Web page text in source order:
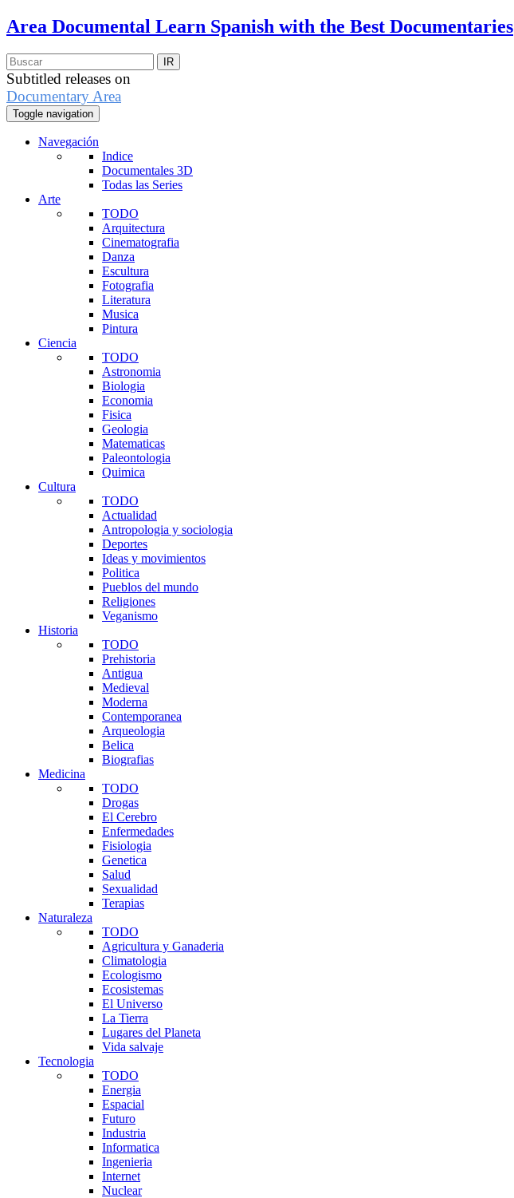
Area Documental Learn Spanish with the Best Documentaries
Subtitled releases on
Documentary Area
Toggle navigation
Navegación
Indice
Documentales 3D
Todas las Series
Arte
TODO
Arquitectura
Cinematografia
Danza
Escultura
Fotografia
Literatura
Musica
Pintura
Ciencia
TODO
Astronomia
Biologia
Economia
Fisica
Geologia
Matematicas
Paleontologia
Quimica
Cultura
TODO
Actualidad
Antropologia y sociologia
Deportes
Ideas y movimientos
Politica
Pueblos del mundo
Religiones
Veganismo
Historia
TODO
Prehistoria
Antigua
Medieval
Moderna
Contemporanea
Arqueologia
Belica
Biografias
Medicina
TODO
Drogas
El Cerebro
Enfermedades
Fisiologia
Genetica
Salud
Sexualidad
Terapias
Naturaleza
TODO
Agricultura y Ganaderia
Climatologia
Ecologismo
Ecosistemas
El Universo
La Tierra
Lugares del Planeta
Vida salvaje
Tecnologia
TODO
Energia
Espacial
Futuro
Industria
Informatica
Ingenieria
Internet
Nuclear